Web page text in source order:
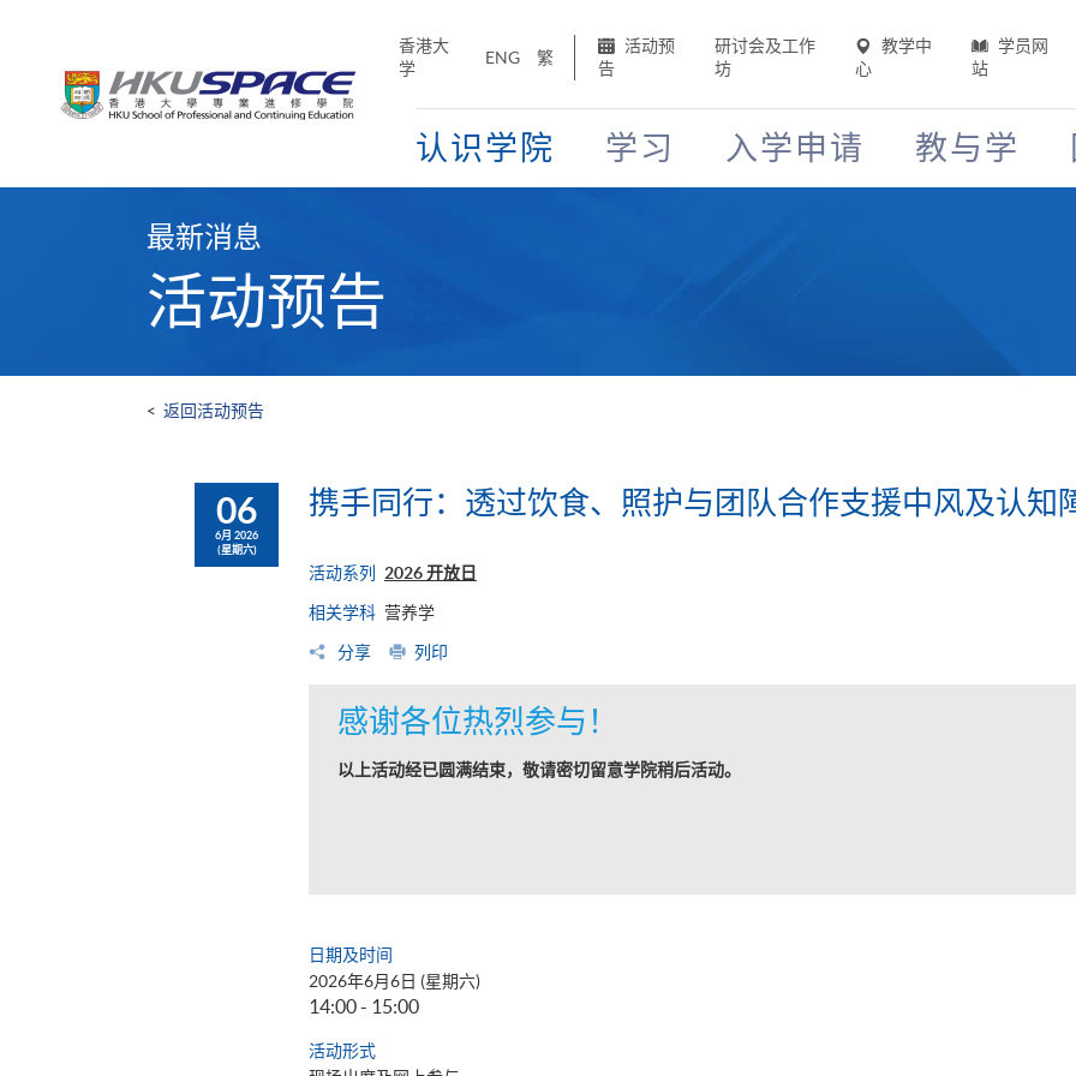
香港大
学
ENG 繁
活动预
告
研讨会及工作
坊
教学中
心
学员网
站
认识学院 学习 入学申请 教与学
最新消息
活动预告
< 返回活动预告
06
6月 2026
(星期六)
携手同行：透过饮食、照护与团队合作支援中风及认知
活动系列 2026 开放日
相关学科 营养学
分享 列印
感谢各位热烈参与！
以上活动经已圆满结束，敬请密切留意学院稍后活动。
日期及时间
2026年6月6日 (星期六)
14:00 - 15:00
活动形式